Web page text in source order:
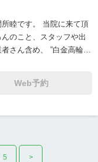
睦です。 当院に来て頂
のこと、スタッフや出
さん含め、 ”白金高輪矯
病院を立ち上げました。
な方たちに支えられて
りあげていきたいと考
Web予約
5 >